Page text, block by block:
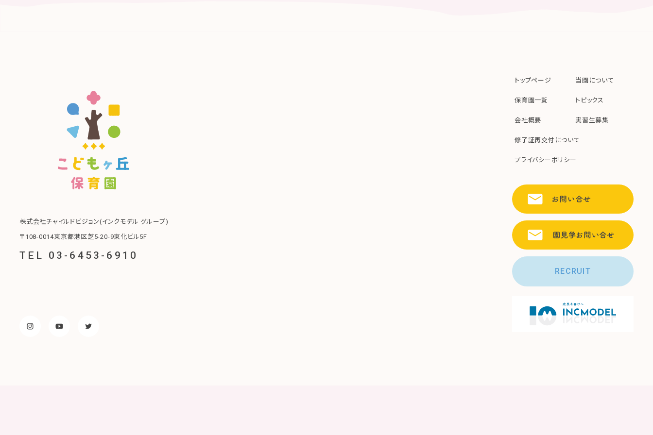
株式会社チャイルドビジョン(インクモデル グループ)
〒108-0014東京都港区芝5-20-9東化ビル5F
TEL 03-6453-6910
トップページ 当園について
保育園一覧 トピックス
会社概要 実習生募集
修了証再交付について
プライバシーポリシー
RECRUIT